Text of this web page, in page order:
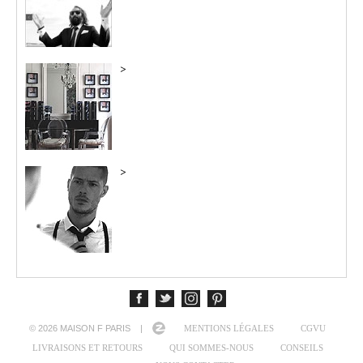
>
>
© 2026 MAISON F PARIS | MENTIONS LÉGALES
CGVU
LIVRAISONS ET RETOURS
QUI SOMMES-NOUS
CONSEILS